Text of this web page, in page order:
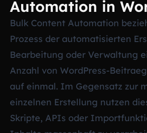
Automation in
Bulk Content Automation
Prozess der automatisierten
Bearbeitung oder Verwaltung
Anzahl von WordPress-
auf einmal. Im Gegensatz zur
einzelnen Erstellung nutzen
Skripte, APIs oder